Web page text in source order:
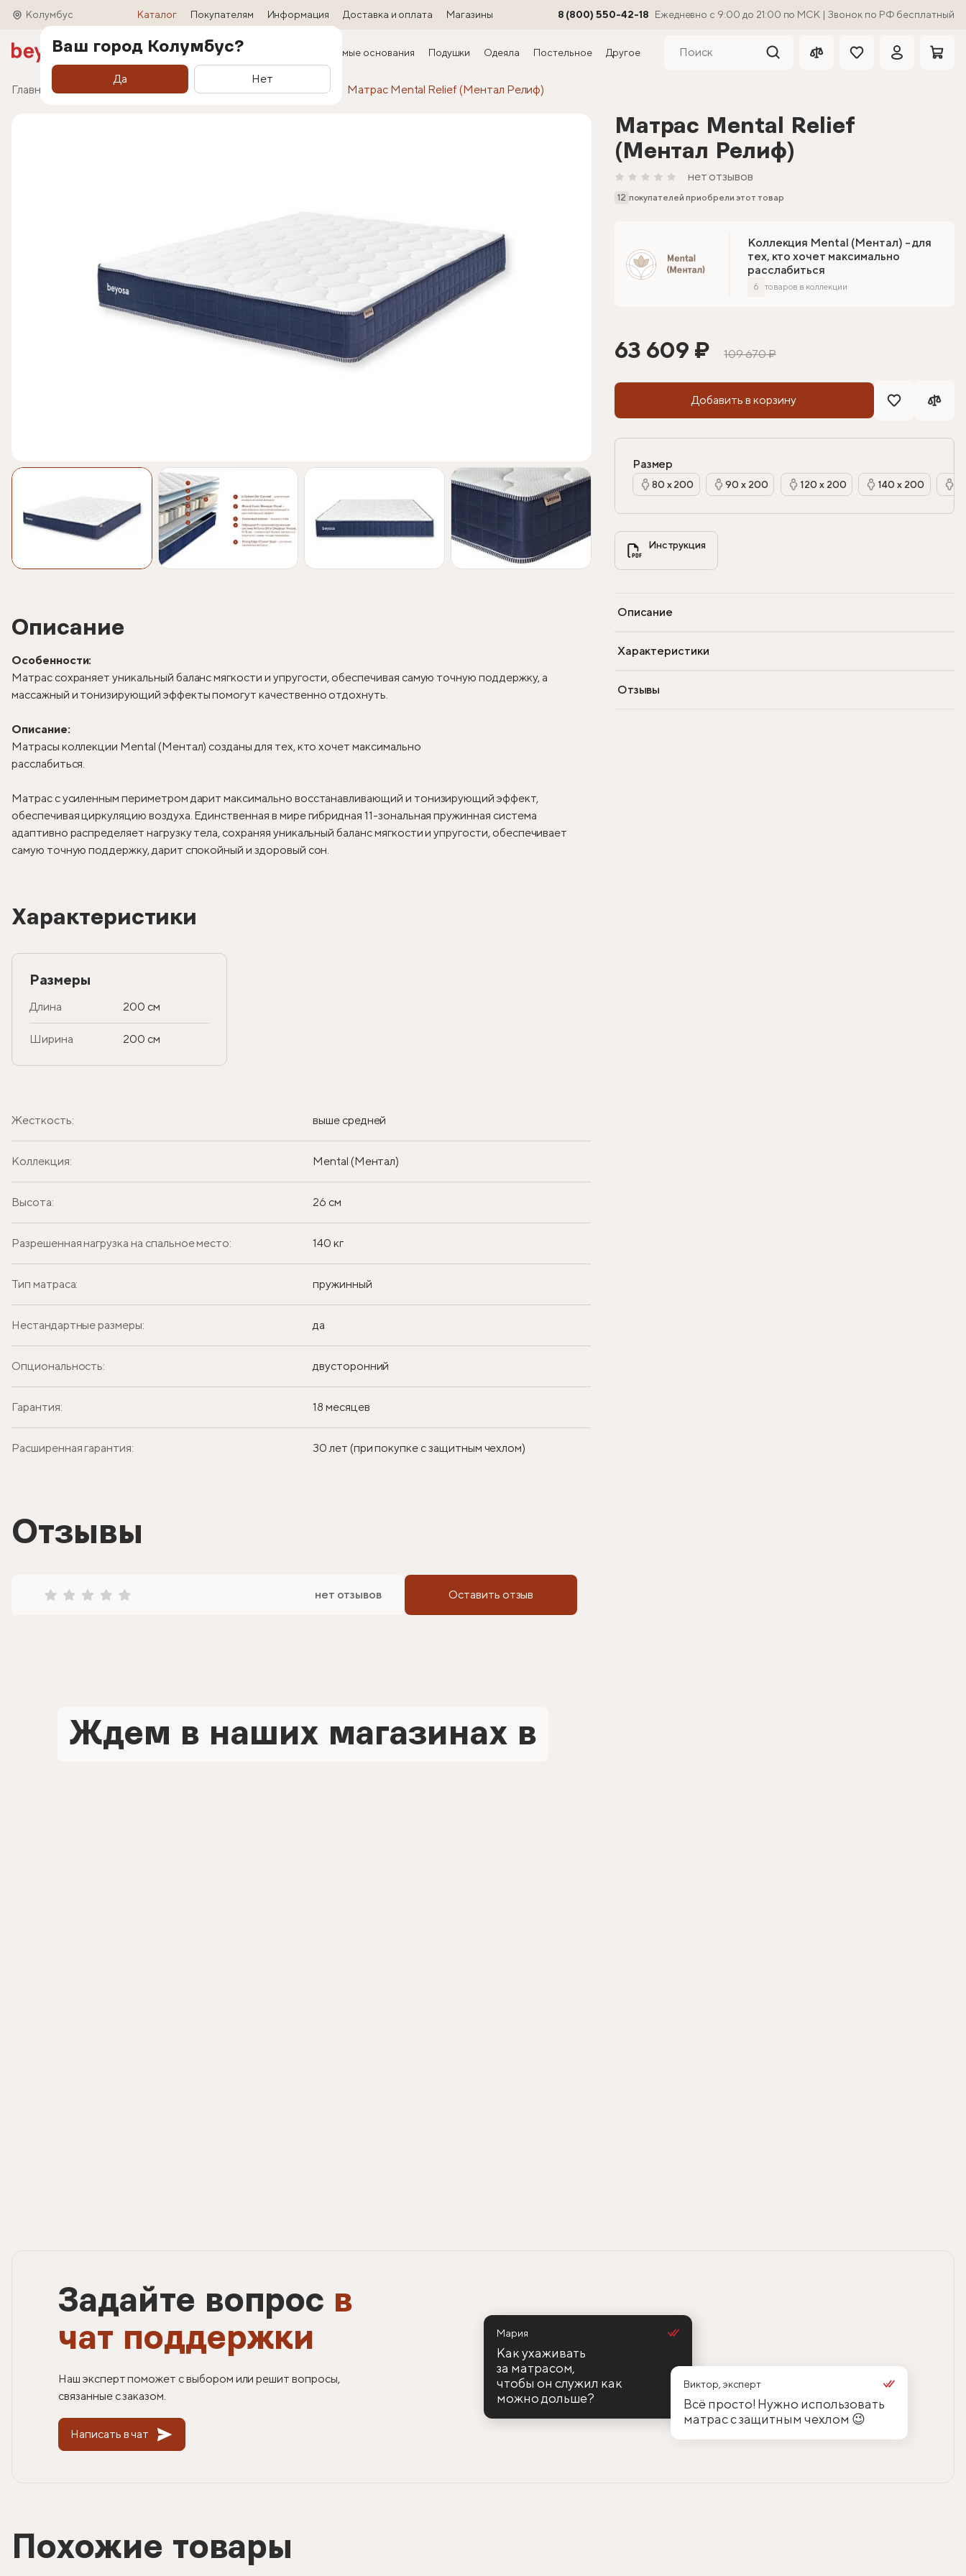
Колумбус Каталог Покупателям Информация Доставка и оплата Магазины 8 (800) 550-42-18 Ежедневно с 9:00 до 21:00 по МСК | Звонок по РФ бесплатный
Акции Матрасы Кровати Трансформируемые основания Подушки Одеяла Постельное Другое
Главная Матрасы Пружинные матрасы Матрас Mental Relief (Ментал Релиф)
Описание
Особенности:
Матрас сохраняет уникальный баланс мягкости и упругости, обеспечивая самую точную поддержку, а
массажный и тонизирующий эффекты помогут качественно отдохнуть.
Описание:
Матрасы коллекции Mental (Ментал) созданы для тех, кто хочет максимально
расслабиться.
Матрас с усиленным периметром дарит максимально восстанавливающий и тонизирующий эффект,
обеспечивая циркуляцию воздуха. Единственная в мире гибридная 11-зональная пружинная система
адаптивно распределяет нагрузку тела, сохраняя уникальный баланс мягкости и упругости, обеспечивает
самую точную поддержку, дарит спокойный и здоровый сон.
Характеристики
Размеры
Длина 200 см
Ширина 200 см
Жесткость: выше средней
Коллекция: Mental (Ментал)
Высота: 26 см
Разрешенная нагрузка на спальное место: 140 кг
Тип матраса: пружинный
Нестандартные размеры: да
Опциональность: двусторонний
Гарантия: 18 месяцев
Расширенная гарантия: 30 лет (при покупке с защитным чехлом)
Матрас Mental Relief
(Ментал Релиф)
нет отзывов
12 покупателей приобрели этот товар
Коллекция Mental (Ментал) - для
тех, кто хочет максимально
расслабиться
6 товаров в коллекции
63 609 ₽ 109 670 ₽
Добавить в корзину
Размер
80 х 200 90 х 200 120 х 200 140 х 200
Инструкция
Описание
Характеристики
Отзывы
Отзывы
нет отзывов Оставить отзыв
Ждем в наших магазинах в
Задайте вопрос в
чат поддержки
Наш эксперт поможет с выбором или решит вопросы,
связанные с заказом.
Написать в чат
Мария
Как ухаживать
за матрасом,
чтобы он служил как
можно дольше?
Виктор, эксперт
Всё просто! Нужно использовать
матрас с защитным чехлом 😉
Похожие товары
Ваш город Колумбус?
Да Нет